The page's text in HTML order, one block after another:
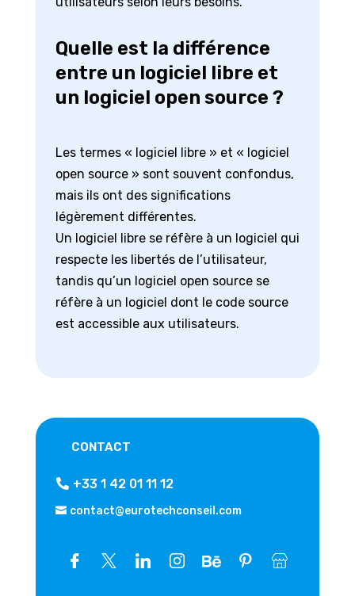
Quelle est la différence
entre un logiciel libre et
un logiciel open source ?
Les termes « logiciel libre » et « logiciel
open source » sont souvent confondus,
mais ils ont des significations
légèrement différentes.
Un logiciel libre se réfère à un logiciel qui
respecte les libertés de l’utilisateur,
tandis qu’un logiciel open source se
réfère à un logiciel dont le code source
est accessible aux utilisateurs.
CONTACT
+33 1 42 01 11 12
contact@eurotechconseil.com